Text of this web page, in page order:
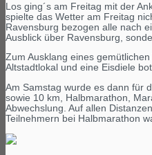
Los ging´s am Freitag mit der
spielte das Wetter am Freitag
Ravensburg bezogen alle nach
Ausblick über Ravensburg,
Zum Ausklang eines
Altstadtlokal und eine Eisdiele
Am Samstag wurde es dann für
sowie 10 km, Halbmarathon,
Abwechslung. Auf allen
Teilnehmern bei Halbmarathon